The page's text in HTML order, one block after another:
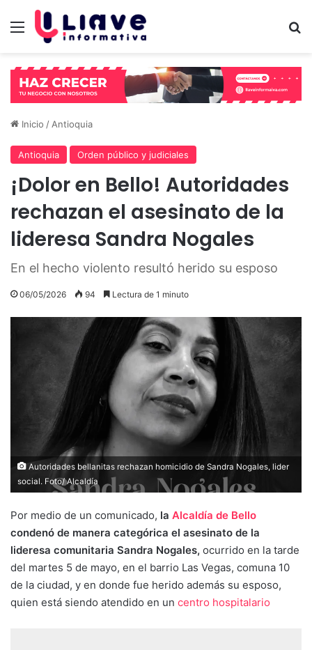
Menú
Inicio / Antioquia
Antioquia Orden público y judiciales
¡Dolor en Bello! Autoridades
rechazan el asesinato de la
lideresa Sandra Nogales
En el hecho violento resultó herido su esposo
06/05/2026 94 Lectura de 1 minuto
Autoridades bellanitas rechazan homicidio de Sandra Nogales, lider
social. Foto/ Alcaldía
Por medio de un comunicado, la Alcaldía de Bello
condenó de manera categórica el asesinato de la
lideresa comunitaria Sandra Nogales, ocurrido en la tarde
del martes 5 de mayo, en el barrio Las Vegas, comuna 10
de la ciudad, y en donde fue herido además su esposo,
quien está siendo atendido en un centro hospitalario